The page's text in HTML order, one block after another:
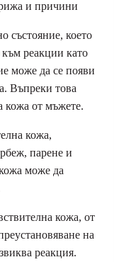
състояние, което
към реакции като
може да се появи
Въпреки това
кожа от мъжете.
кожа,
парене и
може да
кожа, от
на
реакция.